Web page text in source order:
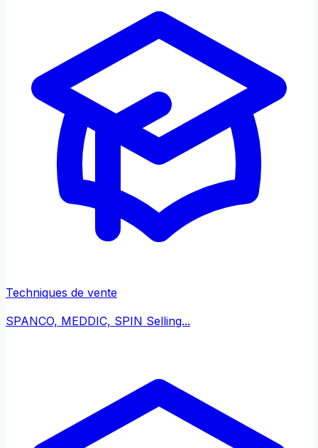
Techniques de vente
SPANCO, MEDDIC, SPIN Selling...